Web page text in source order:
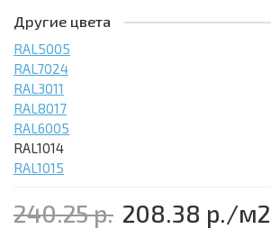
Другие цвета
RAL5005
RAL7024
RAL3011
RAL8017
RAL6005
RAL1014
RAL1015
240.25 р. 208.38 р./м2